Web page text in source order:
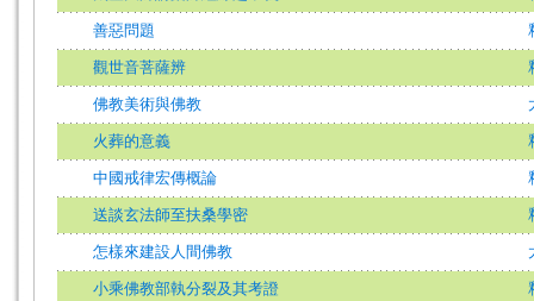
善惡問題
觀世音菩薩辨
佛教美術與佛教
火葬的意義
中國戒律宏傳概論
送談玄法師至扶桑學密
怎樣來建設人間佛教
小乘佛教部執分裂及其考證